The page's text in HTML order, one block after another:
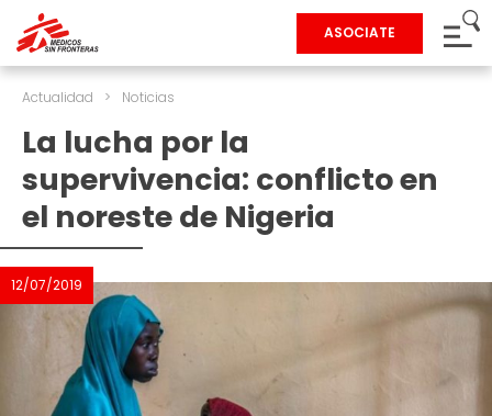
ASOCIATE
Actualidad > Noticias
La lucha por la
supervivencia: conflicto en
el noreste de Nigeria
12/07/2019